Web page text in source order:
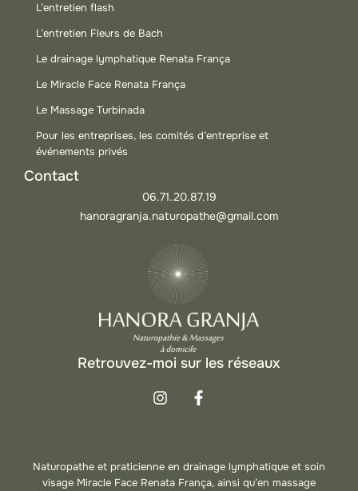
L’entretien flash
L’entretien Fleurs de Bach
Le drainage lymphatique Renata França
Le Miracle Face Renata França
Le Massage Turbinada
Pour les entreprises, les comités d’entreprise et
événements privés
Contact
06.71.20.87.19
hanoragranja.naturopathe@gmail.com
Retrouvez-moi sur les réseaux
Naturopathe et praticienne en drainage lymphatique et soin
visage Miracle Face Renata França, ainsi qu’en massage